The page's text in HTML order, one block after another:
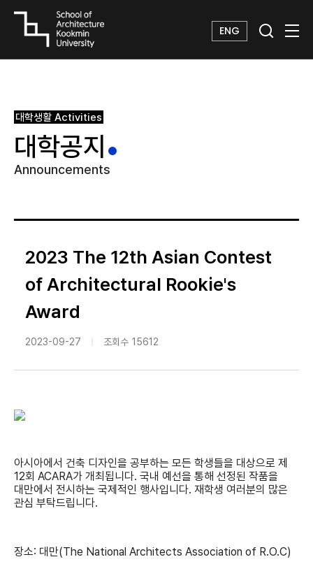
ENG
대학생활 Activities
대학공지
Announcements
2023 The 12th Asian Contest
of Architectural Rookie's
Award
2023-09-27 조회수 15612
아시아에서 건축 디자인을 공부하는 모든 학생들을 대상으로 제
12회 ACARA가 개최됩니다. 국내 예선을 통해 선정된 작품을
대만에서 전시하는 국제적인 행사입니다. 재학생 여러분의 많은
관심 부탁드립니다.
장소: 대만(The National Architects Association of R.O.C)